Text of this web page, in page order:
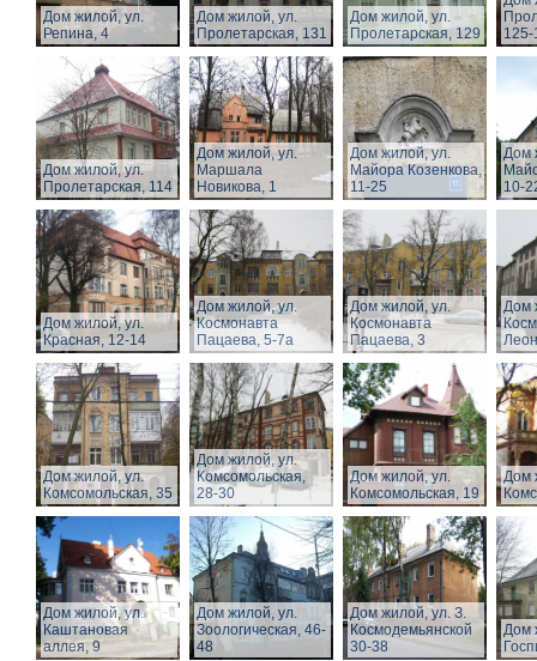
Дом жилой, ул.
Репина, 4
Дом жилой, ул.
Пролетарская, 131
Дом жилой, ул.
Пролетарская, 129
125-
Дом жилой, ул.
Пролетарская, 114
Дом жилой, ул.
Маршала
Новикова, 1
Дом жилой, ул.
Майора Козенкова,
11-25
Дом
10-
Дом жилой, ул.
Красная, 12-14
Дом жилой, ул.
Космонавта
Пацаева, 5-7а
Дом жилой, ул.
Космонавта
Пацаева, 3
Дом
Дом жилой, ул.
Комсомольская, 35
Дом жилой, ул.
Комсомольская,
28-30
Дом жилой, ул.
Комсомольская, 19
Дом
Дом жилой, ул.
Каштановая
аллея, 9
Дом жилой, ул.
Зоологическая, 46-
48
Дом жилой, ул. З.
Космодемьянской
30-38
Дом